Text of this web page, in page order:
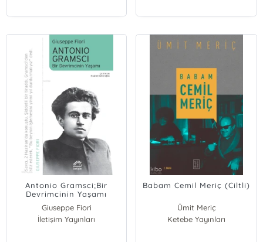
Antonio Gramsci;Bir
Devrimcinin Yaşamı
Giuseppe Fiori
İletişim Yayınları
Babam Cemil Meriç (Ciltli)
Ümit Meriç
Ketebe Yayınları